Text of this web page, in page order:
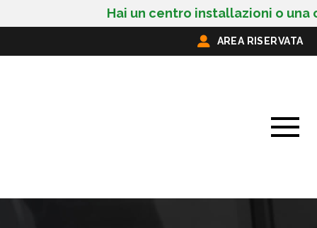
Hai un centro installazioni o una
AREA RISERVATA